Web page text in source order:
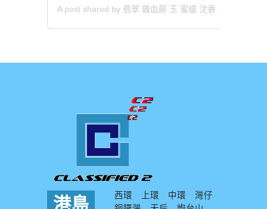
港島 西環 上環 中環
灣仔